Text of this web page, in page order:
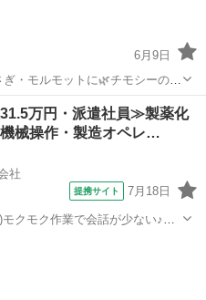
6月9日
・モルモットに🌿チモシーの穂
を食べないので、必要な方にお
の他 チモシー
万円・派遣社員≫製薬化
械操作・製造オペレ…
社
提携サイト 7月18日
クモク作業で会話が少ない♪固